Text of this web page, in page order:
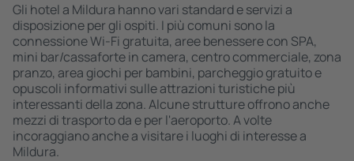
Gli hotel a Mildura hanno vari standard e servizi a
disposizione per gli ospiti. I più comuni sono la
connessione Wi-Fi gratuita, aree benessere con SPA,
mini bar/cassaforte in camera, centro commerciale, zona
pranzo, area giochi per bambini, parcheggio gratuito e
opuscoli informativi sulle attrazioni turistiche più
interessanti della zona. Alcune strutture offrono anche
mezzi di trasporto da e per l'aeroporto. A volte
incoraggiano anche a visitare i luoghi di interesse a
Mildura.